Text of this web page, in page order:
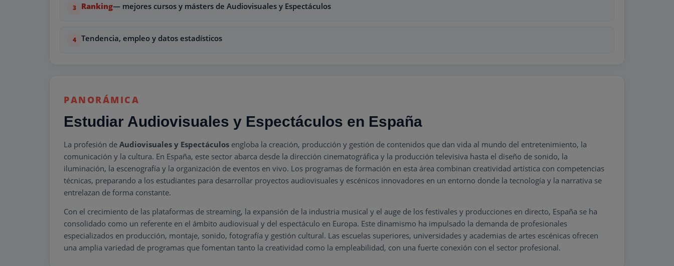
Ranking— mejores cursos y másters de Audiovisuales y Espectáculos
Tendencia, empleo y datos estadísticos
PANORÁMICA
Estudiar Audiovisuales y Espectáculos en España
La profesión de Audiovisuales y Espectáculos engloba la creación, producción y gestión de contenidos que dan vida al mundo del entretenimiento, la
comunicación y la cultura. En España, este sector abarca desde la dirección cinematográfica y la producción televisiva hasta el diseño de sonido, la
iluminación, la escenografía y la organización de eventos en vivo. Los programas de formación en esta área combinan creatividad artística con competencias
técnicas, preparando a los estudiantes para desarrollar proyectos audiovisuales y escénicos innovadores en un entorno donde la tecnología y la narrativa se
entrelazan de forma constante.
Con el crecimiento de las plataformas de streaming, la expansión de la industria musical y el auge de los festivales y producciones en directo, España se ha
consolidado como un referente en el ámbito audiovisual y del espectáculo en Europa. Este dinamismo ha impulsado la demanda de profesionales
especializados en producción, montaje, sonido, fotografía y gestión cultural. Las escuelas superiores, universidades y academias de artes escénicas ofrecen
una amplia variedad de programas que fomentan tanto la creatividad como la empleabilidad, con una fuerte conexión con el sector profesional.